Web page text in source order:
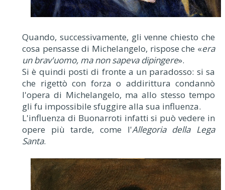
Quando, successivamente, gli venne chiesto che
cosa pensasse di Michelangelo, rispose che «era
un brav'uomo, ma non sapeva dipingere».
Si è quindi posti di fronte a un paradosso: si sa
che rigettò con forza o addirittura condannò
l'opera di Michelangelo, ma allo stesso tempo
gli fu impossibile sfuggire alla sua influenza.
L'influenza di Buonarroti infatti si può vedere in
opere più tarde, come l'Allegoria della Lega
Santa.